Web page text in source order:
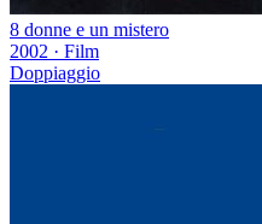
8 donne e un mistero
2002 · Film
Doppiaggio